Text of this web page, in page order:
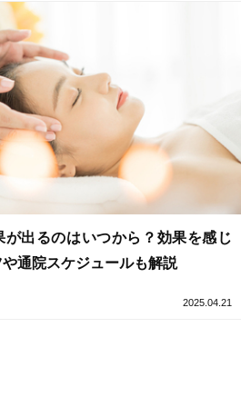
が出るのはいつから？効果を感じ
通院スケジュールも解説
2025.04.21